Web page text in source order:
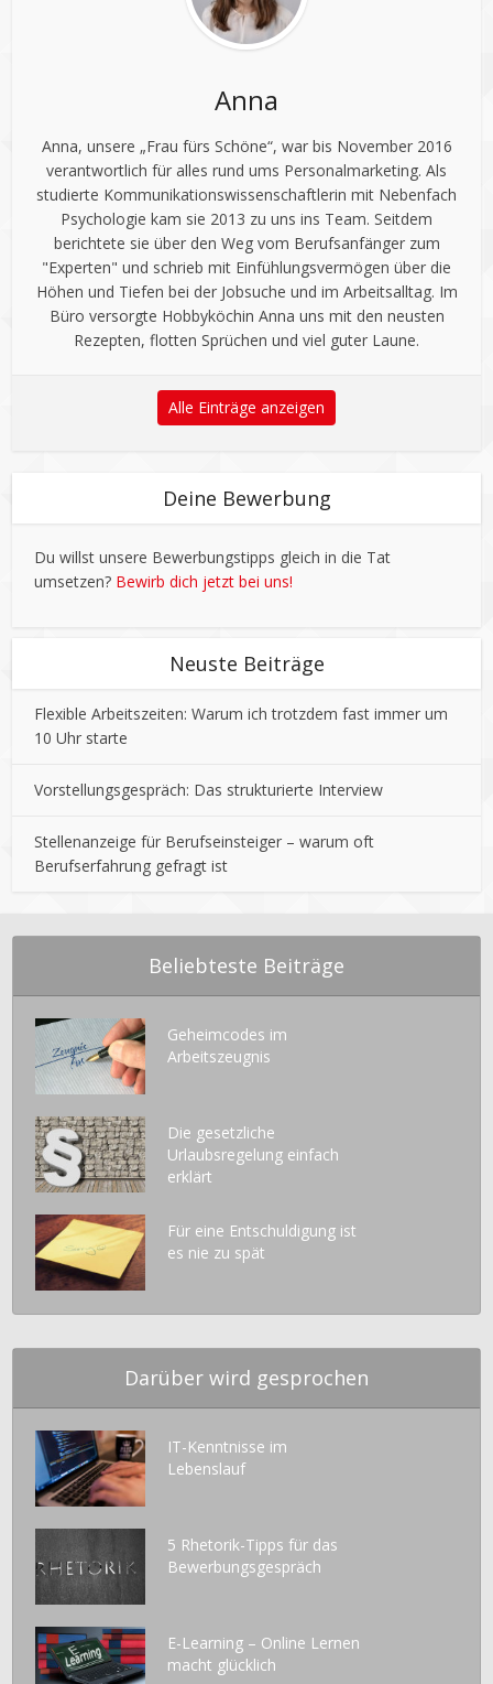
Anna
Anna, unsere „Frau fürs Schöne“, war bis November 2016
verantwortlich für alles rund ums Personalmarketing. Als
studierte Kommunikationswissenschaftlerin mit Nebenfach
Psychologie kam sie 2013 zu uns ins Team. Seitdem
berichtete sie über den Weg vom Berufsanfänger zum
"Experten" und schrieb mit Einfühlungsvermögen über die
Höhen und Tiefen bei der Jobsuche und im Arbeitsalltag. Im
Büro versorgte Hobbyköchin Anna uns mit den neusten
Rezepten, flotten Sprüchen und viel guter Laune.
Alle Einträge anzeigen
Deine Bewerbung
Du willst unsere Bewerbungstipps gleich in die Tat
umsetzen? Bewirb dich jetzt bei uns!
Neuste Beiträge
Flexible Arbeitszeiten: Warum ich trotzdem fast immer um
10 Uhr starte
Vorstellungsgespräch: Das strukturierte Interview
Stellenanzeige für Berufseinsteiger – warum oft
Berufserfahrung gefragt ist
Beliebteste Beiträge
Geheimcodes im
Arbeitszeugnis
Die gesetzliche
Urlaubsregelung einfach
erklärt
Für eine Entschuldigung ist
es nie zu spät
Darüber wird gesprochen
IT-Kenntnisse im
Lebenslauf
5 Rhetorik-Tipps für das
Bewerbungsgespräch
E-Learning – Online Lernen
macht glücklich